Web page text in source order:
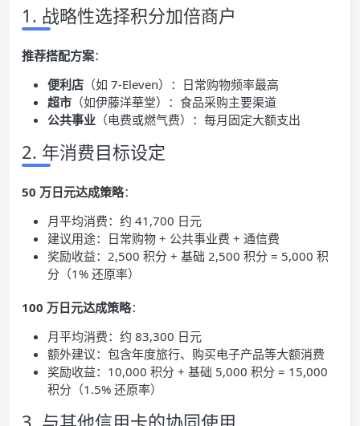
1. 战略性选择积分加倍商户
推荐搭配方案：
便利店 （如 7-Eleven）：日常购物频率最高
超市 （如伊藤洋華堂）：食品采购主要渠道
公共事业 （电费或燃气费）：每月固定大额支出
2. 年消费目标设定
50 万日元达成策略：
月平均消费：约 41,700 日元
建议用途：日常购物 + 公共事业费 + 通信费
奖励收益：2,500 积分 + 基础 2,500 积分 = 5,000 积
分（1% 还原率）
100 万日元达成策略：
月平均消费：约 83,300 日元
额外建议：包含年度旅行、购买电子产品等大额消费
奖励收益：10,000 积分 + 基础 5,000 积分 = 15,000
积分（1.5% 还原率）
3. 与其他信用卡的协同使用